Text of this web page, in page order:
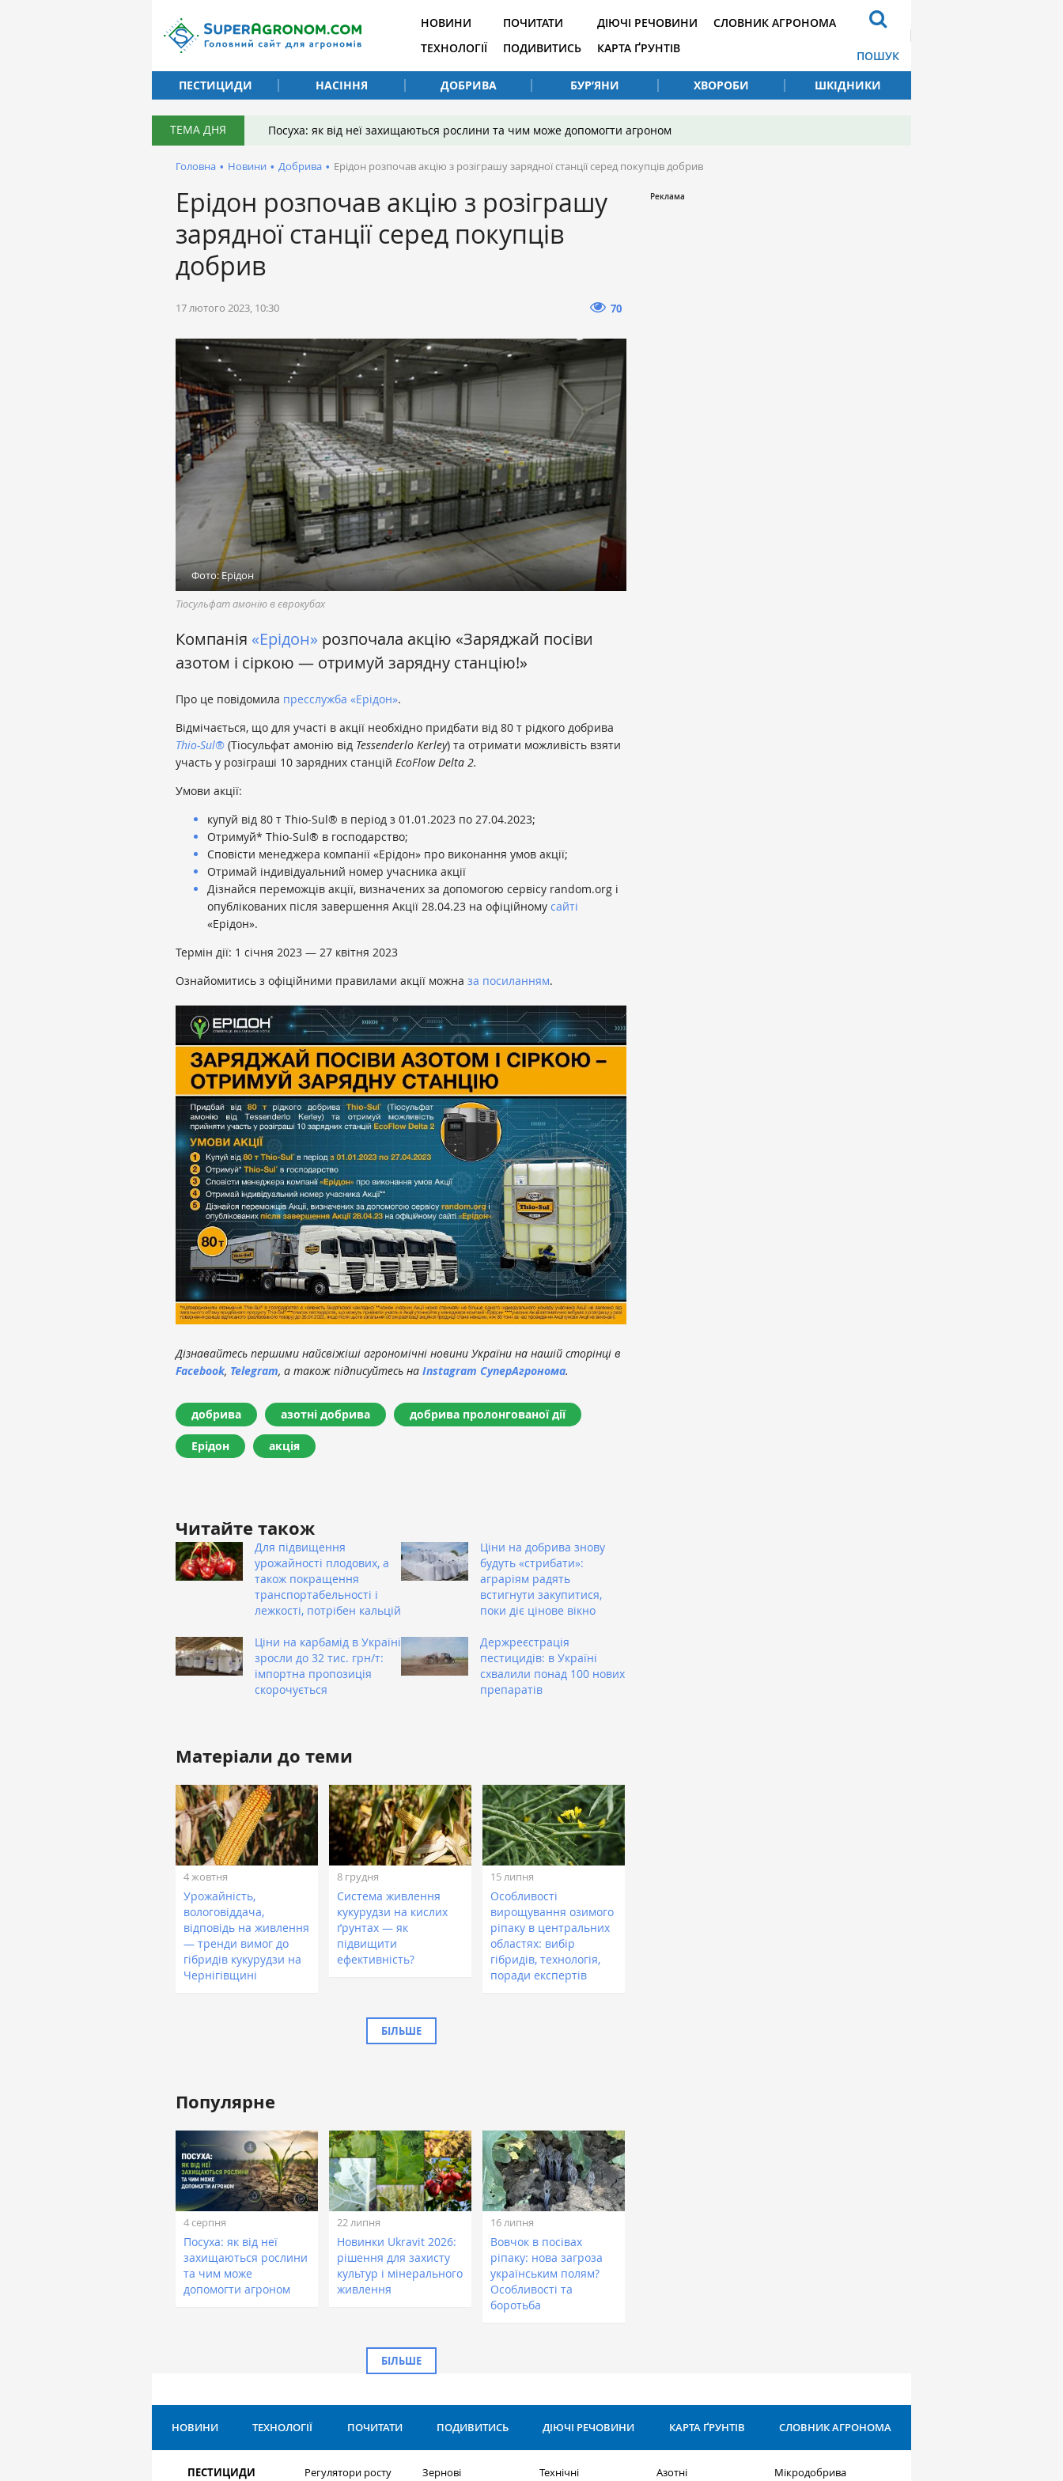
НОВИНИ
ТЕХНОЛОГІЇ
ПОЧИТАТИ
ПОДИВИТИСЬ
ДІЮЧІ РЕЧОВИНИ
КАРТА ҐРУНТІВ
СЛОВНИК АГРОНОМА
ПОШУК
ПЕСТИЦИДИ
НАСІННЯ ДОБРИВА БУР’ЯНИ ХВОРОБИ ШКІДНИКИ
ТЕМА ДНЯ Посуха: як від неї захищаються рослини та чим може допомогти агроном
Головна • Новини • Добрива • Ерідон розпочав акцію з розіграшу зарядної станції серед покупців добрив
Ерідон розпочав акцію з розіграшу
зарядної станції серед покупців
добрив
17 лютого 2023, 10:30 70
Фото: Ерідон
Тіосульфат амонію в єврокубах
Компанія «‎Ерідон» розпочала акцію «Заряджай посіви
азотом і сіркою — отримуй зарядну станцію!»‎
Про це повідомила пресслужба «‎Ерідон». ‎
Відмічається, що для участі в акції необхідно придбати від 80 т рідкого добрива
Thio-Sul® (Тіосульфат амонію від Tessenderlo Kerley) та отримати можливість взяти
участь у розіграші 10 зарядних станцій EcoFlow Delta 2.
Умови акції:
купуй від 80 т Thio-Sul® в період з 01.01.2023 по 27.04.2023;
Отримуй* Thio-Sul® в господарство;
Сповісти менеджера компанії «Ерідон» про виконання умов акції;
Отримай індивідуальний номер учасника акції
Дізнайся переможців акції, визначених за допомогою сервісу random.org і
опублікованих після завершення Акції 28.04.23 на офіційному сайті
«Ерідон».
Термін дії: 1 січня 2023 — 27 квітня 2023
Ознайомитись з офіційними правилами акції можна за посиланням.
Дізнавайтесь першими найсвіжіші агрономічні новини України на нашій сторінці в
Facebook, Telegram, а також підписуйтесь на Instagram СуперАгронома.
добрива азотні добрива добрива пролонгованої дії
Ерідон акція
Читайте також
Для підвищення
урожайності плодових, а
також покращення
транспортабельності і
лежкості, потрібен кальцій
Ціни на добрива знову
будуть «стрибати»:
аграріям радять
встигнути закупитися,
поки діє цінове вікно
Ціни на карбамід в Україні
зросли до 32 тис. грн/т:
імпортна пропозиція
скорочується
Держреєстрація
пестицидів: в Україні
схвалили понад 100 нових
препаратів
Матеріали до теми
4 жовтня
Урожайність,
вологовіддача,
відповідь на живлення
— тренди вимог до
гібридів кукурудзи на
Чернігівщині
8 грудня
Система живлення
кукурудзи на кислих
ґрунтах — як
підвищити
ефективність?
15 липня
Особливості
вирощування озимого
ріпаку в центральних
областях: вибір
гібридів, технологія,
поради експертів
БІЛЬШЕ
Популярне
4 серпня
Посуха: як від неї
захищаються рослини
та чим може
допомогти агроном
22 липня
Новинки Ukravit 2026:
рішення для захисту
культур і мінерального
живлення
16 липня
Вовчок в посівах
ріпаку: нова загроза
українським полям?
Особливості та
боротьба
БІЛЬШЕ
НОВИНИ ТЕХНОЛОГІЇ ПОЧИТАТИ ПОДИВИТИСЬ ДІЮЧІ РЕЧОВИНИ КАРТА ҐРУНТІВ СЛОВНИК АГРОНОМА
ПЕСТИЦИДИ Регулятори росту Зернові Технічні Азотні Мікродобрива